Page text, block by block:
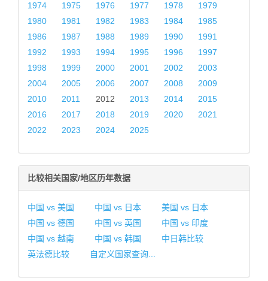
1974
1975 1976 1977 1978
1979
1980
1981 1982 1983 1984
1985
1986
1987 1988 1989 1990
1991
1992
1993 1994 1995 1996
1997
1998
1999 2000 2001 2002
2003
2004
2005 2006 2007 2008
2009
2010
2011 2012 2013 2014
2015
2016
2017 2018 2019 2020
2021
2022
2023 2024 2025
比较相关国家/地区历年数据
中国 vs 美国 中国 vs 日本
美国 vs 日本
中国 vs 德国
中国 vs 英国
中国 vs 印度
中国 vs 越南
中国 vs 韩国
中日韩比较
英法德比较
自定义国家查询...